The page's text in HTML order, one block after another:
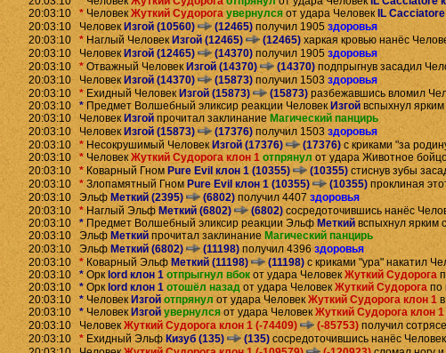
20:03:10 * Человек Жуткий Судорога увернулся от удара Человек IL
20:03:10 Человек Изгой (10560) (12465) получил 1905 здоровья
20:03:10 * Наглый Человек Изгой (12465) (12465) харкая кровью нанёс
20:03:10 Человек Изгой (12465) (14370) получил 1905 здоровья
20:03:10 * Отважный Человек Изгой (14370) (14370) подпрыгнув засадил
20:03:10 Человек Изгой (14370) (15873) получил 1503 здоровья
20:03:10 * Ехидный Человек Изгой (15873) (15873) разбежавшись вломил
20:03:10 * Предмет Волшебный эликсир реакции Человек Изгой вспыхнул
20:03:10 Человек Изгой прочитал заклинание Магический панцирь
20:03:10 Человек Изгой (15873) (17376) получил 1503 здоровья
20:03:10 * Несокрушимый Человек Изгой (17376) (17376) с криками "за
20:03:10 * ЧеловекЖуткий Судорога клон 1 отпрянул от удара Животное
20:03:10 * Коварный Гном Pure Evil клон 1 (10355) (10355) стиснув зубы
20:03:10 * Злопамятный Гном Pure Evil клон 1 (10355) (10355) проклиная
20:03:10 Эльф Меткий (2395) (6802) получил 4407 здоровья
20:03:10 * Наглый ЭльфМеткий (6802) (6802) сосредоточившись нанёс
20:03:10 *Предмет Волшебный эликсир реакции Эльф Меткий вспыхнул ярким
20:03:10 Эльф Меткий прочитал заклинание Магический панцирь
20:03:10 Эльф Меткий (6802) (11198) получил 4396здоровья
20:03:10 * Коварный Эльф Меткий (11198) (11198) с криками "ура" накатил
20:03:10 * Орк lord клон 1 отпрыгнул вбок от удара ЧеловекЖуткий Судорога
20:03:10 * Орк lord клон 1 отошёл назад от удара Человек Жуткий Судорога по
20:03:10 * Человек Изгой отпрянул от удара ЧеловекЖуткий Судорога клон 1
20:03:10 * Человек Изгой увернулся от удара Человек Жуткий Судорога клон 1
20:03:10 Человек Жуткий Судорога клон 1 (-74409) (-85753) получил
20:03:10 * Ехидный Эльф Кизуб (135) (135) сосредоточившись нанёс Человек